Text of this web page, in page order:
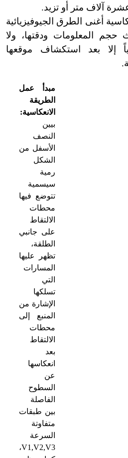
آلاف متر أو تزيد.
أغنى الطرق الجيوفيزيائية
المعلومات ودقتها، ولا
إلا بعد استكشاف موقعها
مبدأ عمل
الطريقة
الانعكاسية:
بيين
النصف
الأسفل من
الشكل
رمية
سيسمية
تتوضع فيها
محطات
الالتقاط
على جانبي
الطلقة،
تظهر عليها
المسارات
التي
تسلكها
الإشارة من
المنبع إلى
محطات
الالتقاط
بعد
انعكاسها
عن
السطوح
الفاصلة
بين طبقات
متفاوتة
السرعة
V1,V2,V3،